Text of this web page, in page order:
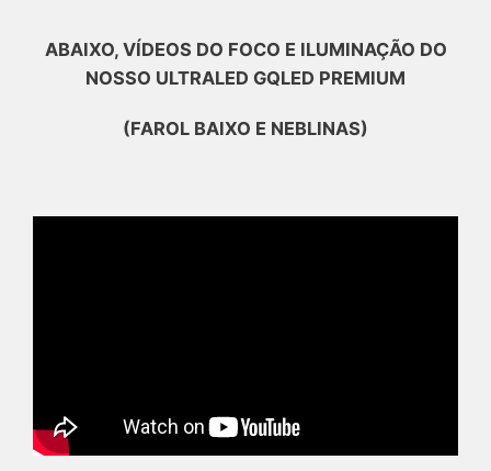
ABAIXO, VÍDEOS DO FOCO E ILUMINAÇÃO DO
NOSSO ULTRALED GQLED PREMIUM
(FAROL BAIXO E NEBLINAS)